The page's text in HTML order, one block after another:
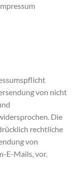
von nicht
Die
rechtliche
von
E-Mails, vor.